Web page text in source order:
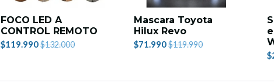
FOCO LED A
CONTROL REMOTO
$119.990$132.000
Mascara Toyota
Hilux Revo
$71.990$119.990